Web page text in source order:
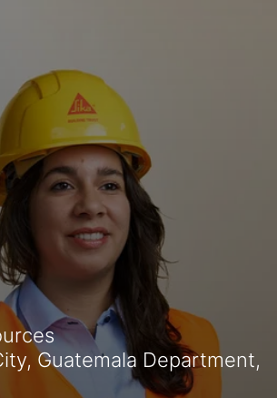
Guatemala Department,